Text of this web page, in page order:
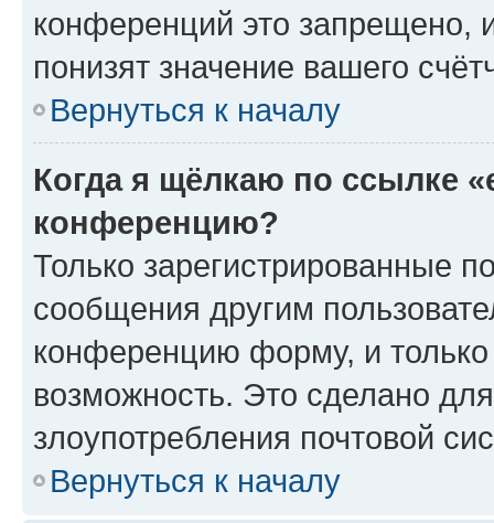
конференций это запрещено,
понизят значение вашего
Вернуться к началу
Когда я щёлкаю по ссылке
конференцию?
Только зарегистрированные
сообщения другим
конференцию форму, и
возможность. Это сделано
злоупотребления почтовой
Вернуться к началу